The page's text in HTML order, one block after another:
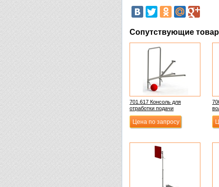
Сопутствующие
701.617 Консоль для
отработки подачи
Цена по запросу